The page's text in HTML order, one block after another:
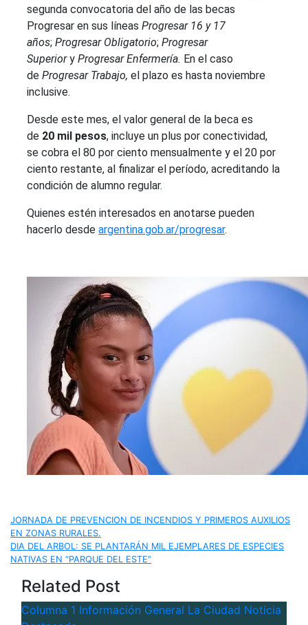
segunda convocatoria del año de las becas
Progresar en sus líneas Progresar 16 y 17
años; Progresar Obligatorio; Progresar
Superiory Progresar Enfermería. En el caso
de Progresar Trabajo, el plazo es hasta noviembre
inclusive.
Desde este mes, el valor general de la beca es
de 20 mil pesos, incluye un plus por conectividad,
se cobra el 80 por ciento mensualmente y el 20 por
ciento restante, al finalizar el período, acreditando la
condición de alumno regular.
Quienes estén interesados en anotarse pueden
hacerlo desde argentina.gob.ar/progresar.
Navegación
de
entradas
JORNADA DE PREVENCION DE INCENDIOS Y PRIMEROS AUXILIOS
EN ZONAS RURALES.
DIA DEL ARBOL: SE PLANTARÁN MIL EJEMPLARES DE ESPECIES
NATIVAS EN “PARQUE DEL ESTE”
Related Post
Columna 1 Información General La Ciudad Noticia